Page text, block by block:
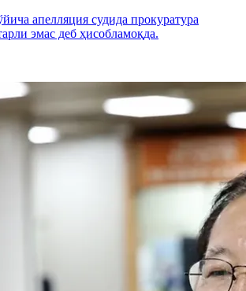
апелляция судида прокуратура
эмас деб ҳисобламоқда.